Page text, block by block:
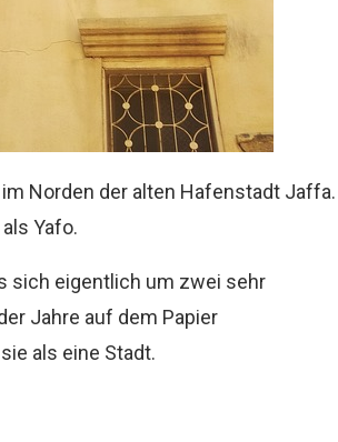
Norden der alten Hafenstadt Jaffa.
Yafo.
sich eigentlich um zwei sehr
Jahre auf dem Papier
als eine Stadt.